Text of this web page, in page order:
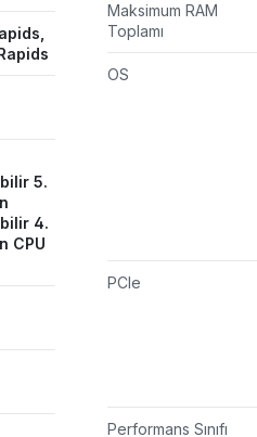
5.
4.
CPU
Maksimum RAM
Toplamı
OS
PCIe
Performans Sınıfı